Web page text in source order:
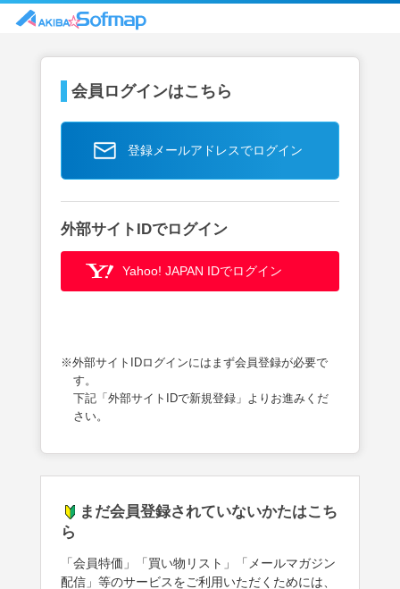
会員ログインはこちら
登録メールアドレスでログイン
外部サイトIDでログイン
Yahoo! JAPAN IDでログイン
※外部サイトIDログインにはまず会員登録が必要で
す。
下記「外部サイトIDで新規登録」よりお進みくだ
さい。
まだ会員登録されていないかたはこち
ら
「会員特価」「買い物リスト」「メールマガジン
配信」等のサービスをご利用いただくためには、